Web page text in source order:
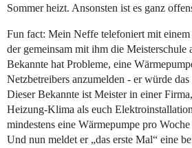
Sommer heizt. Ansonsten ist es ganz
Fun fact: Mein Neffe telefoniert mit einem
der gemeinsam mit ihm die Meisterschule
Bekannte hat Probleme, eine
Netzbetreibers anzumelden - er würde
Dieser Bekannte ist Meister in einer
Heizung-Klima als euch
mindestens eine Wärmepumpe pro
Und nun meldet er „das erste Mal“ eine